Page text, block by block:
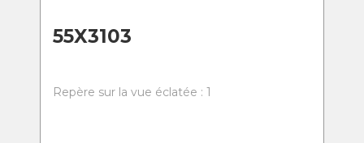
55X3103
Repère sur la vue éclatée : 1